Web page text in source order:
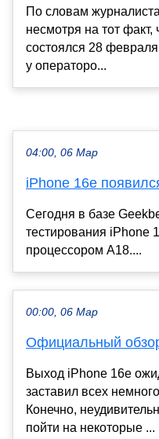
По словам
несмотря на тот
состоялся 28
у операторо...
04:00, 06 Мар
iPhone 16e
Сегодня в базе
тестирования iPhone
процессором A18....
00:00, 06 Мар
Официальный
Выход iPhone 16e
заставил всех
Конечно,
пойти на некоторые ...